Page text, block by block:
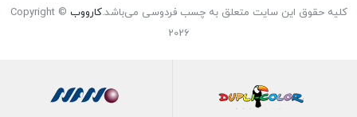
کلیه حقوق این سایت متعلق به چسب فردوسی می‌باشد.کارووب Copyright ©
2026